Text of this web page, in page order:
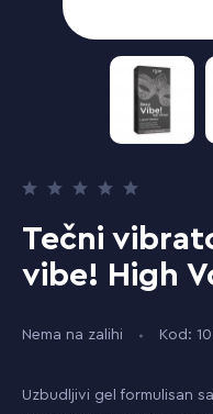
Tečni
vibe! High
Nema na zalihi Kod:
Uzbudljivi gel formulisan